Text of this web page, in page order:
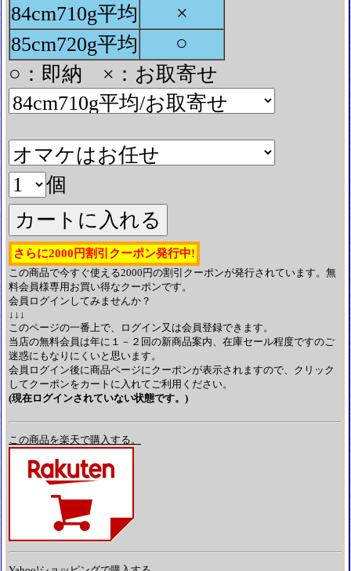
84cm710g平均
×
85cm720g平均
○
○：即納 ×：お取寄せ
個
さらに2000円割引クーポン発行中!
この商品で今すぐ使える2000円の割引クーポンが発行されています。無
料会員様専用お買い得なクーポンです。
会員ログインしてみませんか？
↓↓↓
このページの一番上で、ログイン又は会員登録できます。
当店の無料会員は年に１－２回の新商品案内、在庫セール程度ですのご
迷惑にもなりにくいと思います。
会員ログイン後に商品ページにクーポンが表示されますので、クリック
してクーポンをカートに入れてご利用ください。
(現在ログインされていない状態です。)
この商品を楽天で購入する。